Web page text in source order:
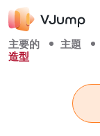
主要的 主題
造型